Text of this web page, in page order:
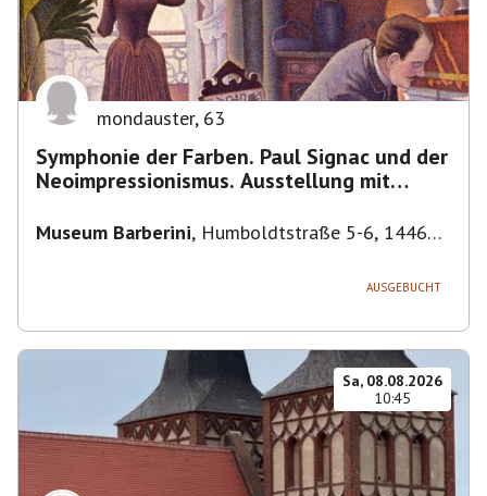
mondauster, 63
Symphonie der Farben. Paul Signac und der
Neoimpressionismus. Ausstellung mit
Museum Barberini, Humboldtstraße 5-6, 14467
AUSGEBUCHT
Sa, 08.08.2026
10:45